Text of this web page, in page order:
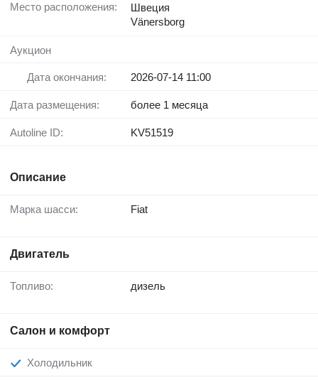
Место расположения:
Швеция
Vänersborg
Аукцион
Дата окончания: 2026-07-14 11:00
Дата размещения: более 1 месяца
Autoline ID: KV51519
Описание
Марка шасси: Fiat
Двигатель
Топливо: дизель
Салон и комфорт
Холодильник